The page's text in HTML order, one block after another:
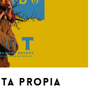
PROPIA